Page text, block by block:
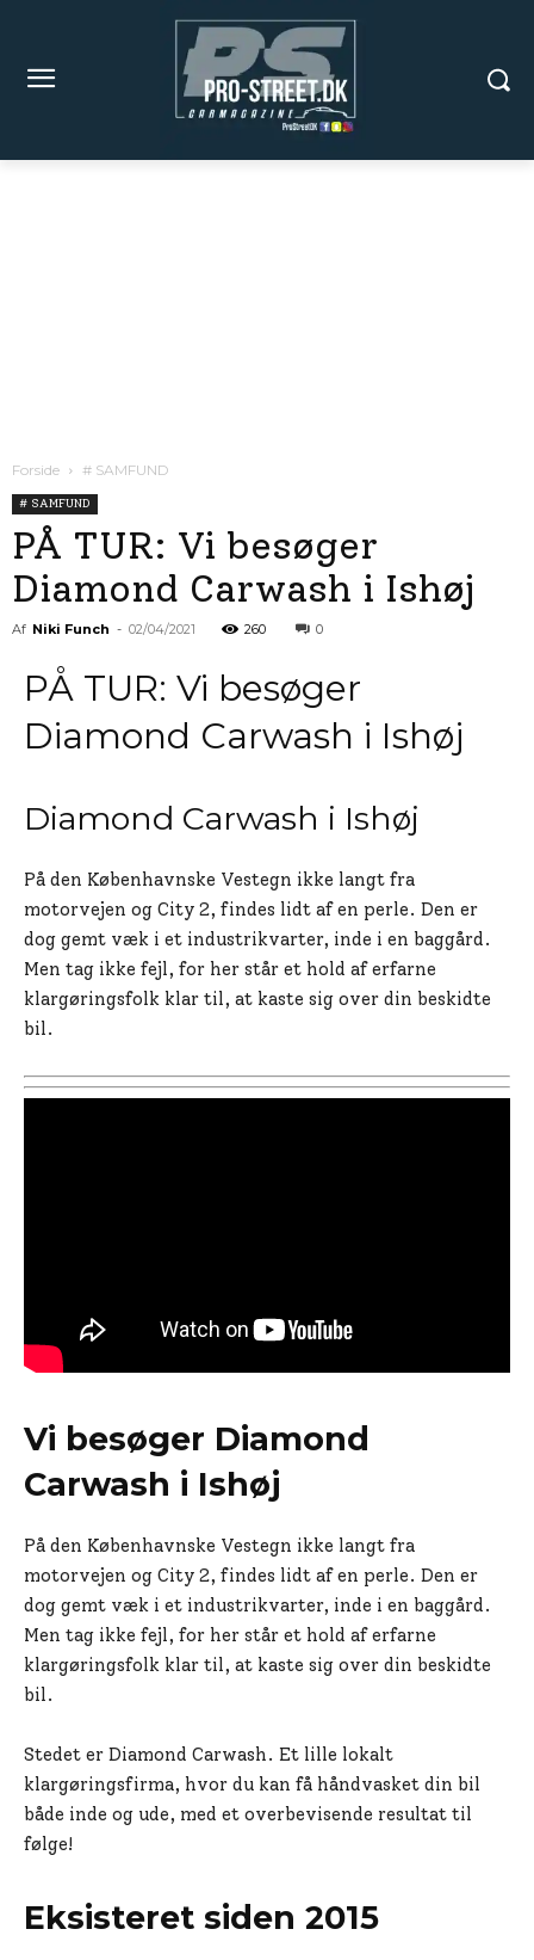
Forside # SAMFUND
# SAMFUND
PÅ TUR: Vi besøger
Diamond Carwash i Ishøj
Af Niki Funch - 02/04/2021 260 0
PÅ TUR: Vi besøger
Diamond Carwash i Ishøj
Diamond Carwash i Ishøj
På den Københavnske Vestegn ikke langt fra
motorvejen og City 2, findes lidt af en perle. Den er
dog gemt væk i et industrikvarter, inde i en baggård.
Men tag ikke fejl, for her står et hold af erfarne
klargøringsfolk klar til, at kaste sig over din beskidte
bil.
Vi besøger Diamond
Carwash i Ishøj
På den Københavnske Vestegn ikke langt fra
motorvejen og City 2, findes lidt af en perle. Den er
dog gemt væk i et industrikvarter, inde i en baggård.
Men tag ikke fejl, for her står et hold af erfarne
klargøringsfolk klar til, at kaste sig over din beskidte
bil.
Stedet er Diamond Carwash. Et lille lokalt
klargøringsfirma, hvor du kan få håndvasket din bil
både inde og ude, med et overbevisende resultat til
følge!
Eksisteret siden 2015